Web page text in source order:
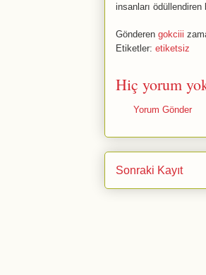
insanları
Gönderen gokciii
Etiketler: etiketsiz
Hiç yorum
Yorum Gönder
Sonraki Kayıt